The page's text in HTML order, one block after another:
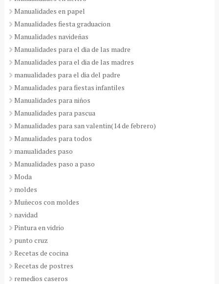
Manualidades en papel
Manualidades fiesta graduacion
Manualidades navideñas
Manualidades para el dia de las madre
Manualidades para el dia de las madres
manualidades para el dia del padre
Manualidades para fiestas infantiles
Manualidades para niños
Manualidades para pascua
Manualidades para san valentin(14 de febrero)
Manualidades para todos
manualidades paso
Manualidades paso a paso
Moda
moldes
Muñecos con moldes
navidad
Pintura en vidrio
punto cruz
Recetas de cocina
Recetas de postres
remedios caseros